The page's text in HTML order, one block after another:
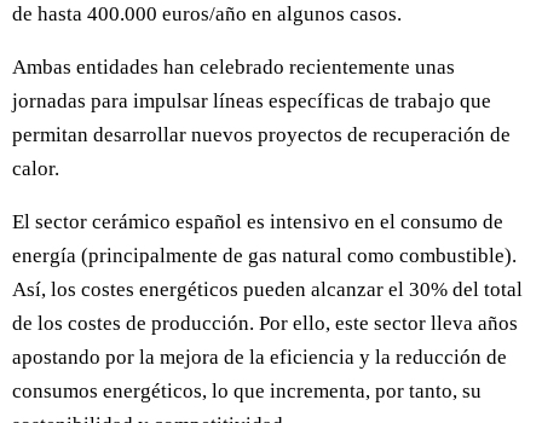
de hasta 400.000 euros/año en algunos casos.
Ambas entidades han celebrado recientemente unas
jornadas para impulsar líneas específicas de trabajo que
permitan desarrollar nuevos proyectos de recuperación de
calor.
El sector cerámico español es intensivo en el consumo de
energía (principalmente de gas natural como combustible).
Así, los costes energéticos pueden alcanzar el 30% del total
de los costes de producción. Por ello, este sector lleva años
apostando por la mejora de la eficiencia y la reducción de
consumos energéticos, lo que incrementa, por tanto, su